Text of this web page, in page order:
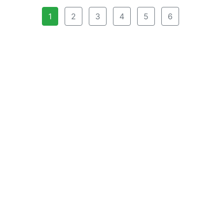
1 2 3 4 5 6